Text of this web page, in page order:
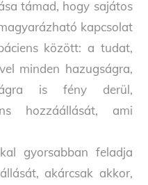
támad, hogy sajátos
kapcsolat
között: a tudat,
minden hazugságra,
is fény derül,
hozzáállását, ami
gyorsabban feladja
akárcsak akkor,